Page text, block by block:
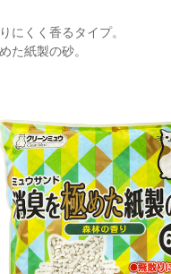
にくく香るタイプ。
た紙製の砂。